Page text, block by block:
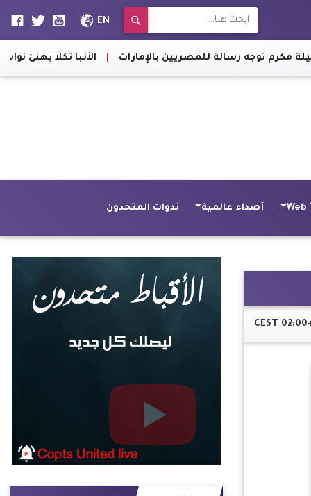
EN
| الأنبا تكلا يهنئ نواب البرلمان بنجع
Web أصداء عالمية ندوات المتحدون